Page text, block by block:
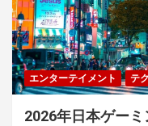
エンターテイメント テ
2026年日本ゲー